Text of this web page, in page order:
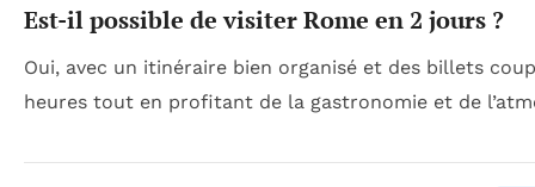
Est-il possible de visiter Rome en 2 jours ?
Oui, avec un itinéraire bien organisé et des billets
heures tout en profitant de la gastronomie et de